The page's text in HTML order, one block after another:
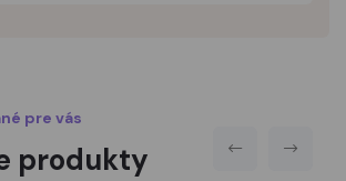
pre vás
produkty